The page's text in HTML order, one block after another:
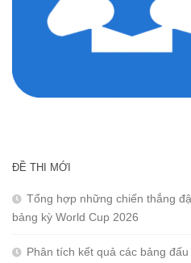
ĐỀ THI MỚI
Tổng hợp những chiến thắng
bảng kỳ World Cup 2026
Phân tích kết quả các bảng